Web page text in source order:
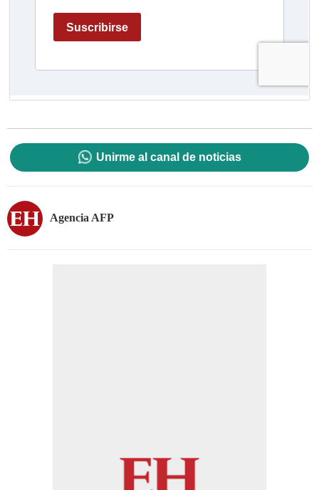
Unirme al canal de noticias
Agencia AFP